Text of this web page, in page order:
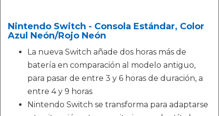
Nintendo Switch - Consola Estándar, Color
Azul Neón/Rojo Neón
La nueva Switch añade dos horas más de
batería en comparación al modelo antiguo,
para pasar de entre 3 y 6 horas de duración, a
entre 4 y 9 horas
Nintendo Switch se transforma para adaptarse